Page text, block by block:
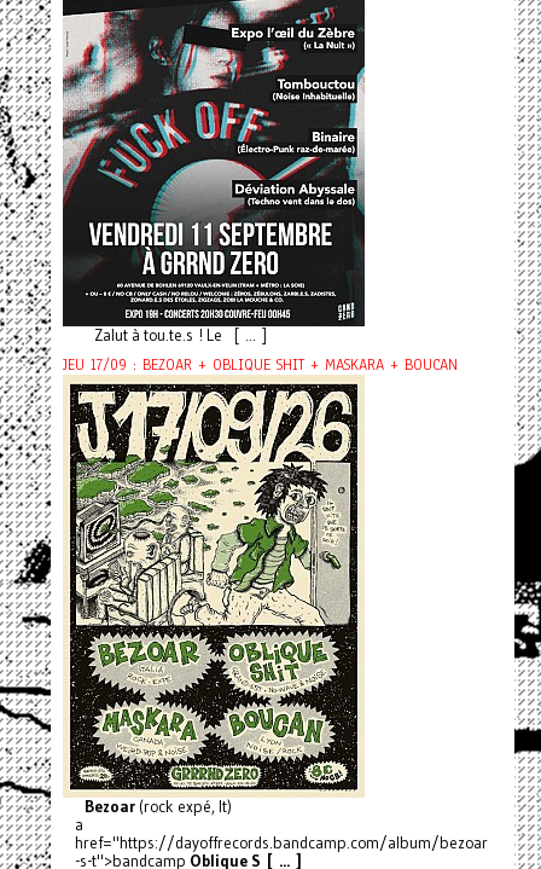
Zalut à tou.te.s ! Le [ ... ]
JEU 17/09 : BEZOAR + OBLIQUE SHIT + MASKARA + BOUCAN
Bezoar(rock expé, It)
a
href="https://dayoffrecords.bandcamp.com/album/bezoar
-s-t">bandcamp Oblique S [ ... ]